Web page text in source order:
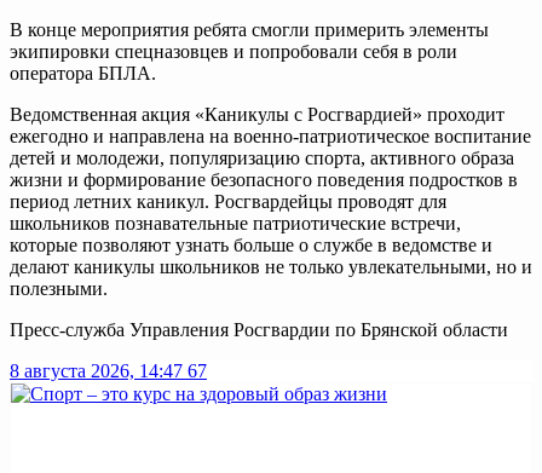
В конце мероприятия ребята смогли примерить элементы
экипировки спецназовцев и попробовали себя в роли
оператора БПЛА.
Ведомственная акция «Каникулы с Росгвардией» проходит
ежегодно и направлена на военно-патриотическое воспитание
детей и молодежи, популяризацию спорта, активного образа
жизни и формирование безопасного поведения подростков в
период летних каникул. Росгвардейцы проводят для
школьников познавательные патриотические встречи,
которые позволяют узнать больше о службе в ведомстве и
делают каникулы школьников не только увлекательными, но и
полезными.
Пресс-служба Управления Росгвардии по Брянской области
8 августа 2026, 14:47 67